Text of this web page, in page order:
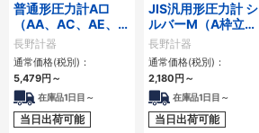
普通形圧力計A□
（AA、AC、AE、
AG、AJ）
長野計器
通常価格(税別)：
5,479円 ～
在庫品1日目～
当日出荷可能
JIS汎用形圧力計 シ
ルバーM（A枠立
形・Φ60・テーパー
ねじ）GS50-171
長野計器
通常価格(税別)：
2,180 円 ～
在庫品1日目～
当日出荷可能